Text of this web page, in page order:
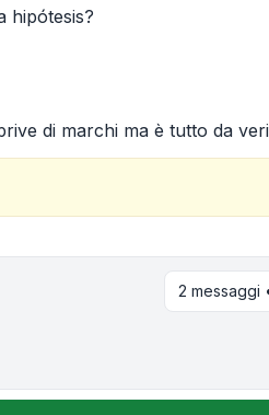
hipótesis?
di marchi ma è tutto da
2 messaggi